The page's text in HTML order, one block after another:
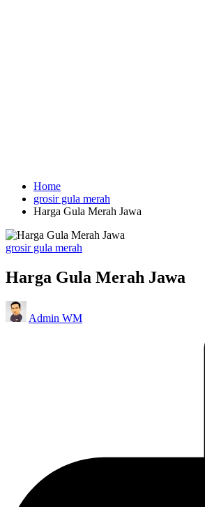
Home
grosir gula merah
Harga Gula Merah Jawa
Posted
grosir gula merah
Harga Gula Merah Jawa
Posted
by
Admin WM